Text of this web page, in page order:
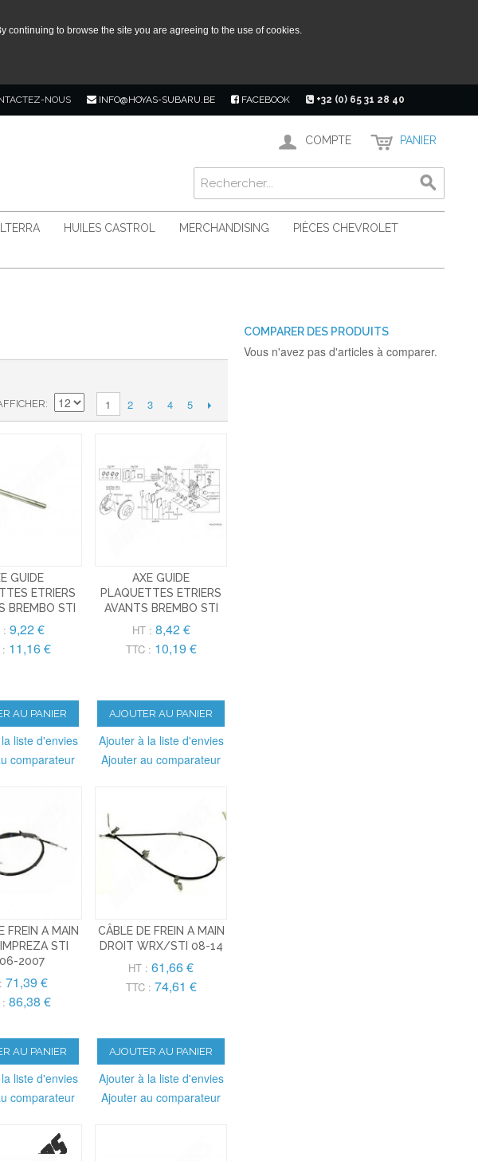
continuing to browse the site you are agreeing to the use of cookies.
NOUS INFO@HOYAS-SUBARU.BE FACEBOOK +32 (0) 65 31 28 40
COMPTE PANIER
HUILES CASTROL MERCHANDISING
PIÈCES CHEVROLET
1 2 3 4 5
GUIDE
ETRIERS
BREMBO STI
: 9,22 €
: 11,16 €
AU PANIER
liste d'envies
comparateur
AXE GUIDE
PLAQUETTES ETRIERS
AVANTS BREMBO STI
HT : 8,42 €
TTC : 10,19 €
AJOUTER AU PANIER
Ajouter à la liste d'envies
Ajouter au comparateur
FREIN A MAIN
STI
2007
71,39 €
: 86,38 €
AU PANIER
liste d'envies
comparateur
CÂBLE DE FREIN A MAIN
DROIT WRX/STI 08-14
HT : 61,66 €
TTC : 74,61 €
AJOUTER AU PANIER
Ajouter à la liste d'envies
Ajouter au comparateur
COMPARER DES PRODUITS
Vous n'avez pas d'articles à comparer.